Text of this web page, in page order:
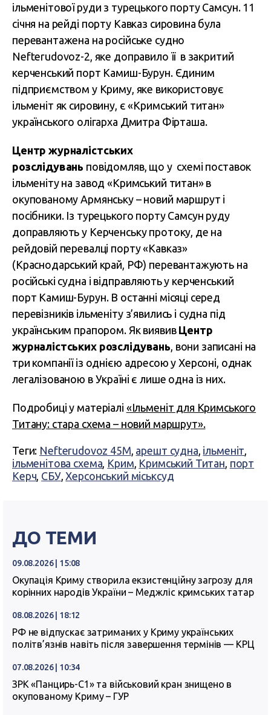
ільменітової руди з турецького порту Самсун. 11
січня на рейді порту Кавказ сировина була
перевантажена на російське судно
Nefterudovoz-2, яке доправило її в закритий
керченський порт Камиш-Бурун. Єдиним
підприємством у Криму, яке використовує
ільменіт як сировину, є «Кримський титан»
українського олігарха Дмитра Фірташа.
Центр журналістських
розслідувань повідомляв, що у схемі поставок
ільменіту на завод «Кримський титан» в
окупованому Армянську – новий маршрут і
посібники. Із турецького порту Самсун руду
доправляють у Керченську протоку, де на
рейдовій перевалці порту «Кавказ»
(Краснодарський край, РФ) перевантажують на
російські судна і відправляють у керченський
порт Камиш-Бурун. В останні місяці серед
перевізників ільменіту з’явились і судна під
українським прапором. Як виявив Центр
журналістських розслідувань , вони записані на
три компанії із однією адресою у Херсоні, однак
легалізованою в Україні є лише одна із них.
Подробиці у матеріалі «Ільменіт для Кримського
Титану: стара схема – новий маршрут».
Теги: Nefterudovoz 45М арешт судна ільменіт
ільменітова схема Крим Кримський Титан порт
Керч СБУ,Херсонський міськсуд
ДО ТЕМИ
09.08.2026 | 15:08
Окупація Криму створила екзистенційну загрозу для
корінних народів України – Меджліс кримських татар
08.08.2026 | 18:12
РФ не відпускає затриманих у Криму українських
політв’язнів навіть після завершення термінів — КРЦ
07.08.2026 | 10:34
ЗРК «Панцирь-С1» та військовий кран знищено в
окупованому Криму – ГУР